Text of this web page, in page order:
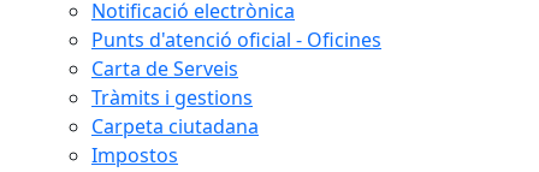
Notificació electrònica
Punts d'atenció oficial - Oficines
Carta de Serveis
Tràmits i gestions
Carpeta ciutadana
Impostos